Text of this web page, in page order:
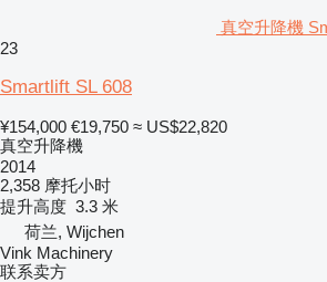
真空升降機
23
Smartlift SL 608
¥154,000 €19,750 ≈ US$22,820
真空升降機
2014
2,358 摩托小时
提升高度 3.3 米
荷兰, Wijchen
Vink Machinery
联系卖方